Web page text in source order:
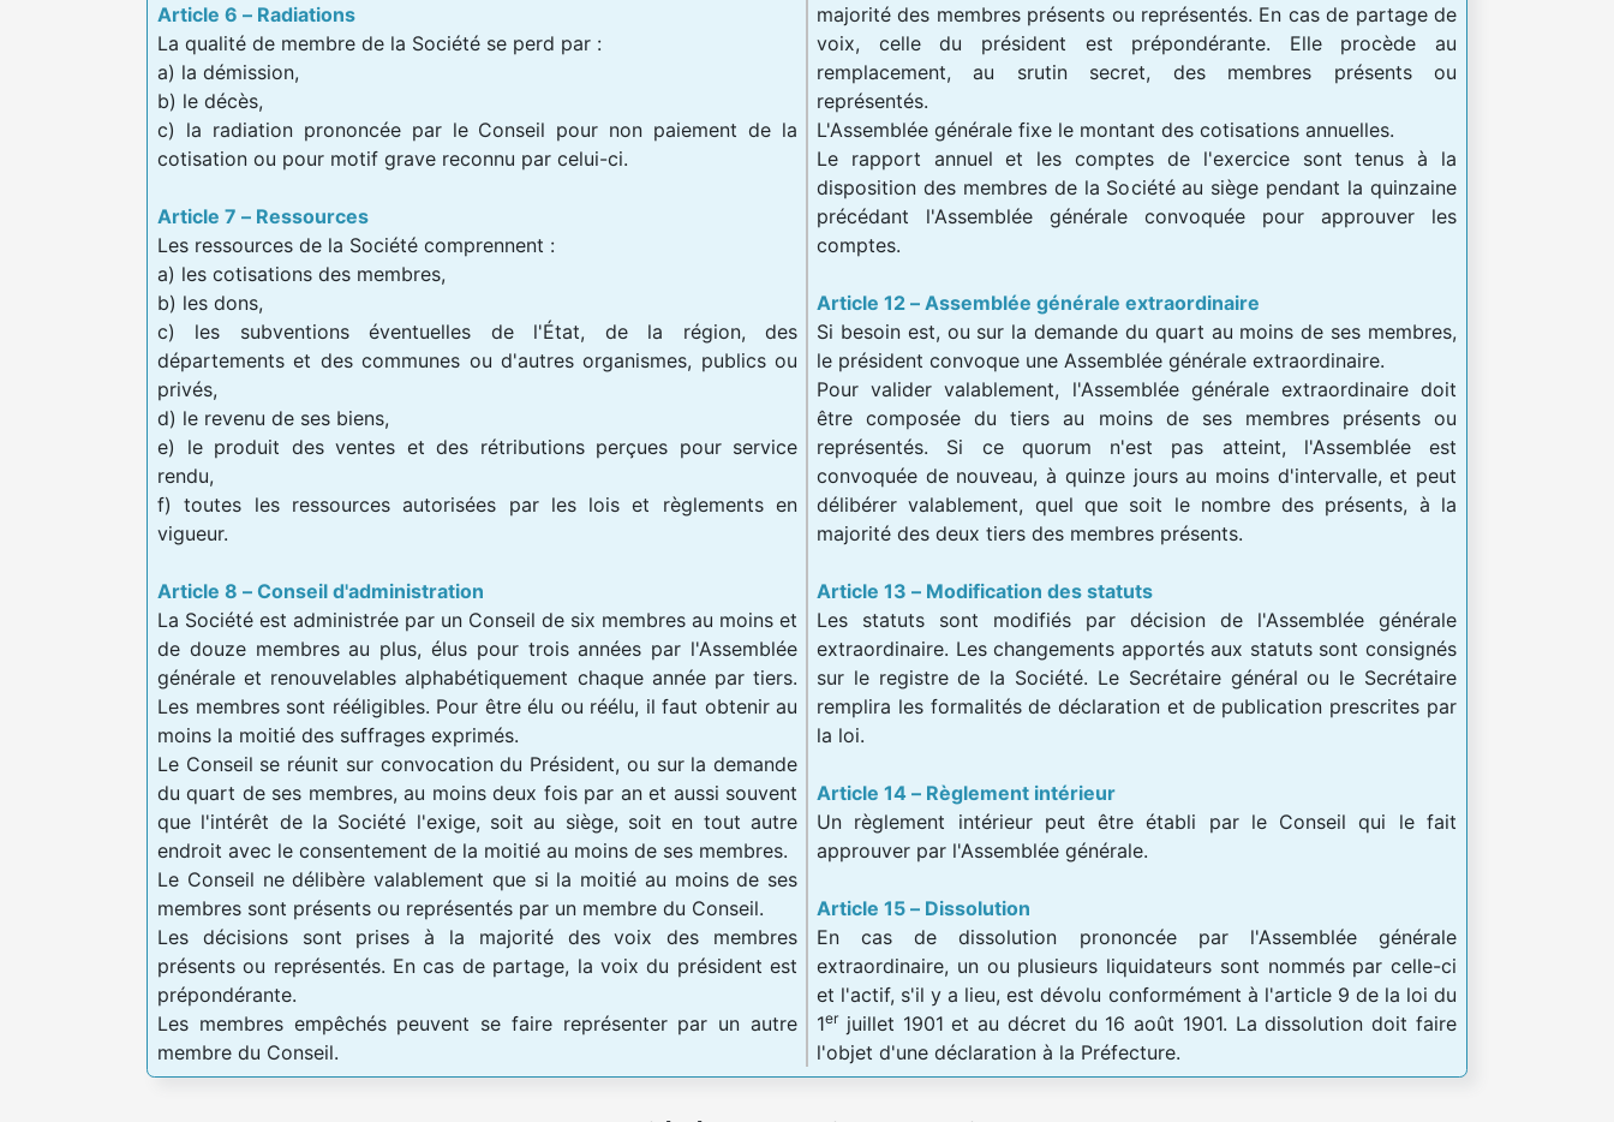
Article 6 – Radiations
La qualité de membre de la Société se perd par :
a) la démission,
b) le décès,
c) la radiation prononcée par le Conseil pour non paiement de la
cotisation ou pour motif grave reconnu par celui-ci.
Article 7 – Ressources
Les ressources de la Société comprennent :
a) les cotisations des membres,
b) les dons,
c) les subventions éventuelles de l'État, de la région, des
départements et des communes ou d'autres organismes, publics ou
privés,
d) le revenu de ses biens,
e) le produit des ventes et des rétributions perçues pour service
rendu,
f) toutes les ressources autorisées par les lois et règlements en
vigueur.
Article 8 – Conseil d'administration
La Société est administrée par un Conseil de six membres au moins et
de douze membres au plus, élus pour trois années par l'Assemblée
générale et renouvelables alphabétiquement chaque année par tiers.
Les membres sont rééligibles. Pour être élu ou réélu, il faut obtenir au
moins la moitié des suffrages exprimés.
Le Conseil se réunit sur convocation du Président, ou sur la demande
du quart de ses membres, au moins deux fois par an et aussi souvent
que l'intérêt de la Société l'exige, soit au siège, soit en tout autre
endroit avec le consentement de la moitié au moins de ses membres.
Le Conseil ne délibère valablement que si la moitié au moins de ses
membres sont présents ou représentés par un membre du Conseil.
Les décisions sont prises à la majorité des voix des membres
présents ou représentés. En cas de partage, la voix du président est
prépondérante.
Les membres empêchés peuvent se faire représenter par un autre
membre du Conseil.
majorité des membres présents ou représentés. En cas de partage de
voix, celle du président est prépondérante. Elle procède au
remplacement, au srutin secret, des membres présents ou
représentés.
L'Assemblée générale fixe le montant des cotisations annuelles.
Le rapport annuel et les comptes de l'exercice sont tenus à la
disposition des membres de la Société au siège pendant la quinzaine
précédant l'Assemblée générale convoquée pour approuver les
comptes.
Article 12 – Assemblée générale extraordinaire
Si besoin est, ou sur la demande du quart au moins de ses membres,
le président convoque une Assemblée générale extraordinaire.
Pour valider valablement, l'Assemblée générale extraordinaire doit
être composée du tiers au moins de ses membres présents ou
représentés. Si ce quorum n'est pas atteint, l'Assemblée est
convoquée de nouveau, à quinze jours au moins d'intervalle, et peut
délibérer valablement, quel que soit le nombre des présents, à la
majorité des deux tiers des membres présents.
Article 13 – Modification des statuts
Les statuts sont modifiés par décision de l'Assemblée générale
extraordinaire. Les changements apportés aux statuts sont consignés
sur le registre de la Société. Le Secrétaire général ou le Secrétaire
remplira les formalités de déclaration et de publication prescrites par
la loi.
Article 14 – Règlement intérieur
Un règlement intérieur peut être établi par le Conseil qui le fait
approuver par l'Assemblée générale.
Article 15 – Dissolution
En cas de dissolution prononcée par l'Assemblée générale
extraordinaire, un ou plusieurs liquidateurs sont nommés par celle-ci
et l'actif, s'il y a lieu, est dévolu conformément à l'article 9 de la loi du
1erjuillet 1901 et au décret du 16 août 1901. La dissolution doit faire
l'objet d'une déclaration à la Préfecture.